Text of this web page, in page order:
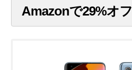
Amazonで29%オフ